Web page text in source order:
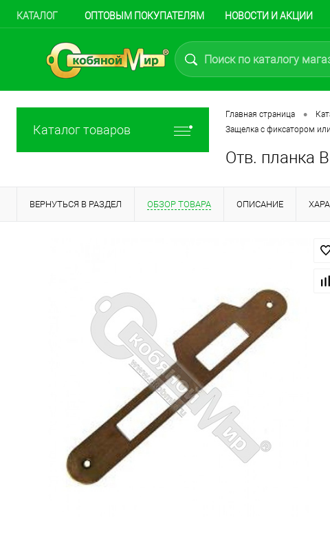
КАТАЛОГ ОПТОВЫМ ПОКУПАТЕЛЯМ НОВОСТИ И АКЦИИ
Каталог товаров
Главная страница •
Защелка с фиксатором
Отв. планка
ВЕРНУТЬСЯ В РАЗДЕЛ ОБЗОР ТОВАРА ОПИСАНИЕ